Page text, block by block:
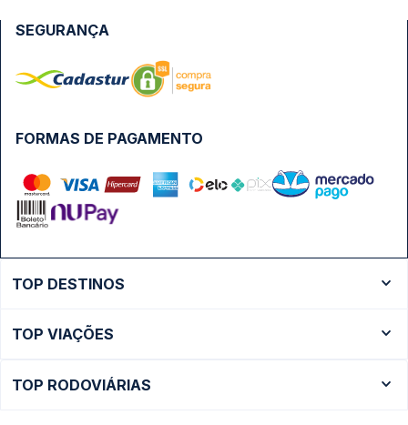
FORMAS DE PAGAMENTO
SEGURANÇA
TOP DESTINOS
Ônibus São Paulo
TOP VIAÇÕES
TOP RODOVIÁRIAS